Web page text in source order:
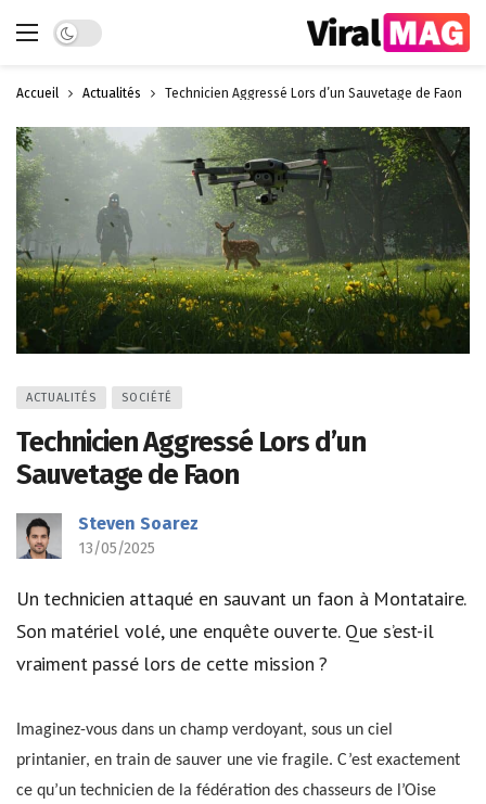
Dark mode
Accueil Actualités Technicien Aggressé Lors d’un Sauvetage de Faon
ACTUALITÉS SOCIÉTÉ
Technicien Aggressé Lors d’un
Sauvetage de Faon
Steven Soarez
13/05/2025
Un technicien attaqué en sauvant un faon à Montataire.
Son matériel volé, une enquête ouverte. Que s’est-il
vraiment passé lors de cette mission ?
Imaginez-vous dans un champ verdoyant, sous un ciel
printanier, en train de sauver une vie fragile. C’est exactement
ce qu’un technicien de la fédération des chasseurs de l’Oise